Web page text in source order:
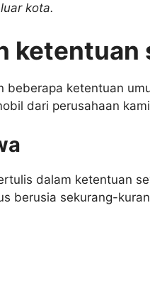
kota.
ketentuan
beberapa ketentuan
dari perusahaan
dalam ketentuan
berusia sekurang-